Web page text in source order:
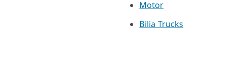
Motor
Bilia Trucks